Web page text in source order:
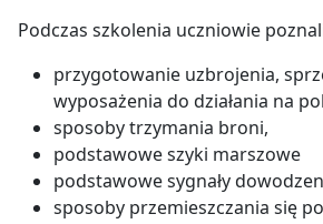
Podczas szkolenia uczniowie
przygotowanie uzbrojenia,
wyposażenia do działania na
sposoby trzymania broni,
podstawowe szyki marszowe
podstawowe sygnały
sposoby przemieszczania się